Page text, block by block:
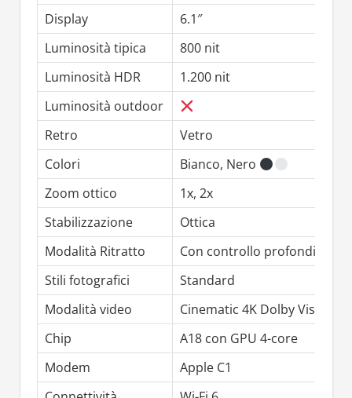
Display
6.1″
Luminosità tipica
800 nit
Luminosità HDR
1.200 nit
Luminosità outdoor
Retro
Vetro
Colori
Bianco, Nero
Zoom ottico
1x, 2x
Stabilizzazione
Ottica
Modalità Ritratto
Con controllo profondità
Stili fotografici
Standard
Modalità video
Cinematic 4K Dolby Vision,
Chip
A18 con GPU 4-core
Modem
Apple C1